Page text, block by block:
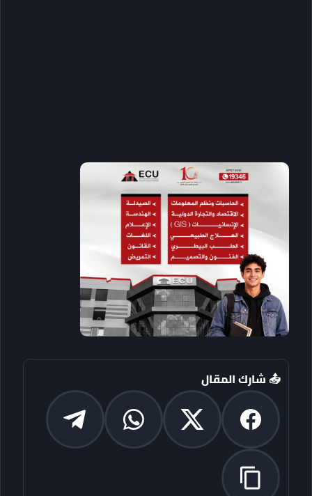
📤 شارك المقال